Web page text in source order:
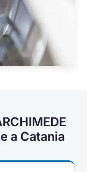
a Catania